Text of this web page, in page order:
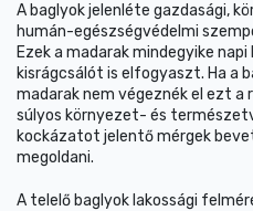
A baglyok jelenléte gazdasági,
humán-egészségvédelmi
Ezek a madarak mindegyike
kisrágcsálót is elfogyaszt. Ha a
madarak nem végeznék el ezt
súlyos környezet- és
kockázatot jelentő mérgek
megoldani.
A telelő baglyok lakossági